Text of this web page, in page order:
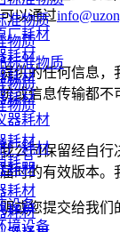
厂耗材
耗材
耗材
耗材
器耗材
耗材
耗品
设备
境设备
准物质
物质
标准物质
物质
物质
厂耗材
耗材
耗材
耗材
以通过
供的任何信息
或信息传输都
我公司保留经自行
时的有效版本
或您提交给我